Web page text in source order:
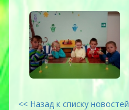
<< Назад к списку новостей